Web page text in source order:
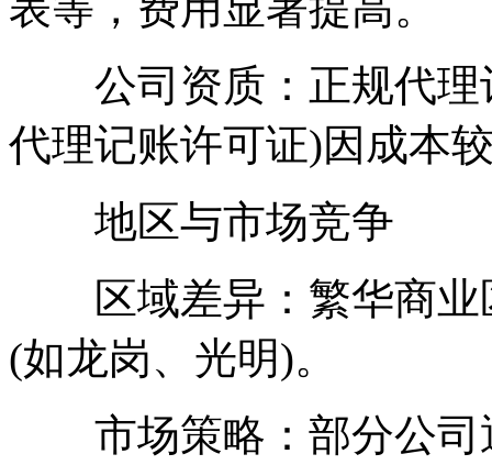
公司资质：正规代理
代理记账许可证)因成本
地区与市场竞争
区域差异：繁华商业
(如龙岗、光明)。
市场策略：部分公司